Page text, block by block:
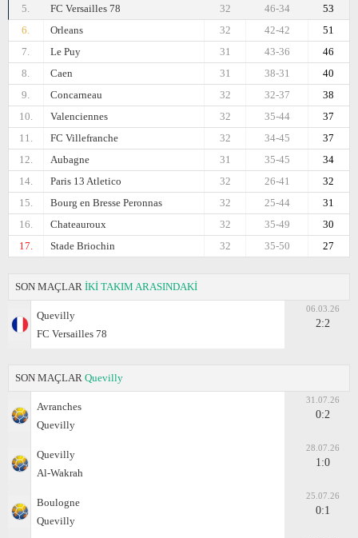
5.
FC Versailles 78 53
46-34
32
6.
Orleans 51
42-42
32
7.
Le Puy 46
43-36
31
8.
Caen 40
38-31
31
9.
Concarneau 38
32-37
32
10.
Valenciennes 37
35-44
32
11.
FC Villefranche 37
34-45
32
12.
Aubagne 34
35-45
31
14.
Paris 13 Atletico 32
26-41
32
15.
Bourg en Bresse Peronnas 31
25-44
32
16.
Chateauroux 30
35-49
32
17.
Stade Briochin 27
35-50
32
SON MAÇLAR İKİ TAKIM ARASINDAKİ
Quevilly
FC Versailles 78
06.03.26
2:2
SON MAÇLAR Quevilly
Avranches
Quevilly
31.07.26
0:2
Quevilly
Al-Wakrah
28.07.26
1:0
Boulogne
Quevilly
25.07.26
0:1